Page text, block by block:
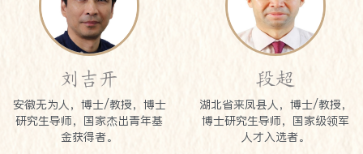
段超
湖北省来凤县人，博士/教授，
博士研究生导师，国家级领军
人才入选者。
方德斌
博士/教授，博士研究生导师，
国家杰出青年科学基金获得
者。